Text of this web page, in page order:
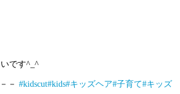
です^_^
－ #kidscut#kids#キッズヘア#子育て#キッズ